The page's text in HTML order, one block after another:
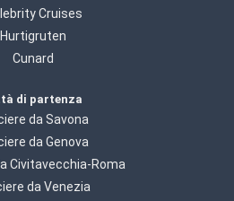
Cruises
Hurtigruten
Cunard
di partenza
da Savona
da Genova
Civitavecchia-Roma
da Venezia